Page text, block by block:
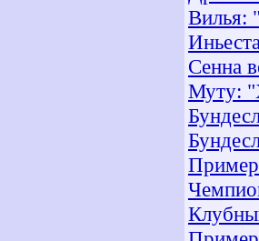
Вилья:
Сенна
Муту: